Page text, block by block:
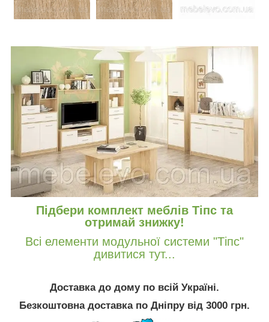
Підбери комплект меблів Тіпс та
отримай знижку!
Всі елементи модульної системи "Тіпс"
дивитися тут...
Доставка до дому по всій Україні.
Безкоштовна доставка по Дніпру від 3000 грн.